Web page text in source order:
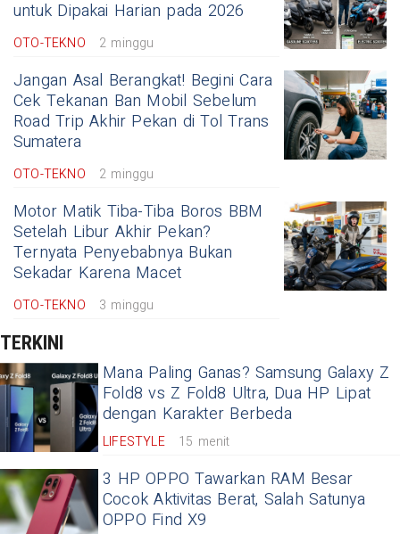
untuk Dipakai Harian pada 2026
OTO-TEKNO 2 minggu
Jangan Asal Berangkat! Begini Cara
Cek Tekanan Ban Mobil Sebelum
Road Trip Akhir Pekan di Tol Trans
Sumatera
OTO-TEKNO 2 minggu
Motor Matik Tiba-Tiba Boros BBM
Setelah Libur Akhir Pekan?
Ternyata Penyebabnya Bukan
Sekadar Karena Macet
OTO-TEKNO 3 minggu
TERKINI
Mana Paling Ganas? Samsung Galaxy Z
Fold8 vs Z Fold8 Ultra, Dua HP Lipat
dengan Karakter Berbeda
LIFESTYLE 15 menit
3 HP OPPO Tawarkan RAM Besar
Cocok Aktivitas Berat, Salah Satunya
OPPO Find X9